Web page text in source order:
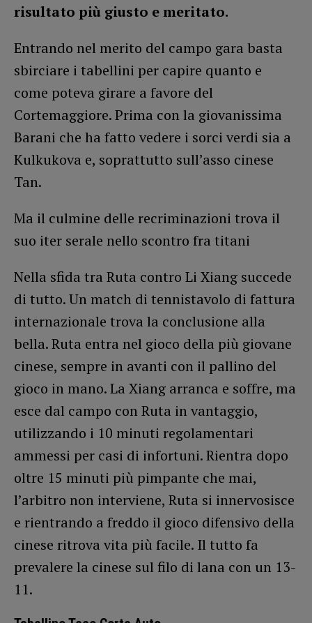
risultato più giusto e meritato.
Entrando nel merito del campo gara basta
sbirciare i tabellini per capire quanto e
come poteva girare a favore del
Cortemaggiore. Prima con la giovanissima
Barani che ha fatto vedere i sorci verdi sia a
Kulkukova e, soprattutto sull’asso cinese
Tan.
Ma il culmine delle recriminazioni trova il
suo iter serale nello scontro fra titani
Nella sfida tra Ruta contro Li Xiang succede
di tutto. Un match di tennistavolo di fattura
internazionale trova la conclusione alla
bella. Ruta entra nel gioco della più giovane
cinese, sempre in avanti con il pallino del
gioco in mano. La Xiang arranca e soffre, ma
esce dal campo con Ruta in vantaggio,
utilizzando i 10 minuti regolamentari
ammessi per casi di infortuni. Rientra dopo
oltre 15 minuti più pimpante che mai,
l’arbitro non interviene, Ruta si innervosisce
e rientrando a freddo il gioco difensivo della
cinese ritrova vita più facile. Il tutto fa
prevalere la cinese sul filo di lana con un 13-
11.